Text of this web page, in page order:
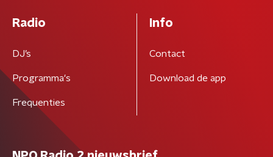
Radio
DJ’s
Programma's
Frequenties
Info
Contact
Download de app